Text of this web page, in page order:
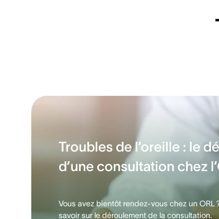
Troubles de l’oreille : le
d’une consultation chez
Vous avez bientôt rendez-vous chez un ORL
savoir sur le déroulement de la consultation.